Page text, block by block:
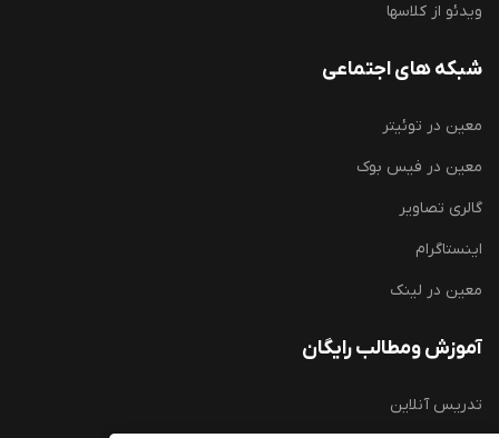
ویدئو از کلاسها
شبکه های اجتماعی
معین در توئیتر
معین در فیس بوک
گالری تصاویر
اینستاگرام
معین در لینک
آموزش ومطالب رایگان
تدریس آنلاین